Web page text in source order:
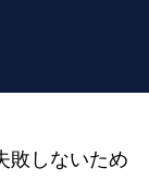
敗しないため